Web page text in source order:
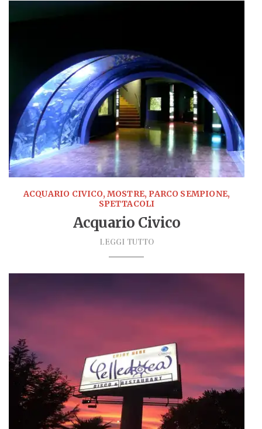
ACQUARIO CIVICO, MOSTRE, PARCO SEMPIONE,
SPETTACOLI
Acquario Civico
LEGGI TUTTO